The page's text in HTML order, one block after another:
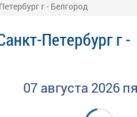
г - Белгород
Петербург г -
07 августа 2026